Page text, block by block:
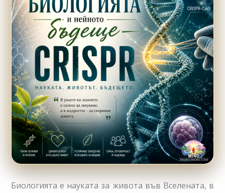
Биологията е науката за живота във Вселената, в